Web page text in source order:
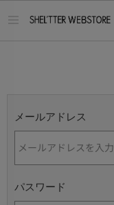
メールアドレス
パスワード